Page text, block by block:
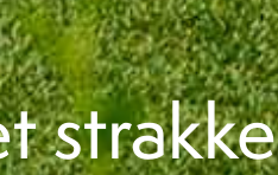
strakke